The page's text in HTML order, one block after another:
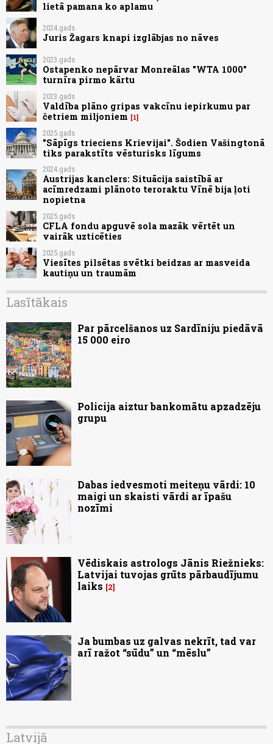
lietā pamana ko aplamu
2024.gads
Juris Žagars knapi izglābjas no nāves
2023.gads
Ostapenko nepārvar Monreālas "WTA 1000"
turnīra pirmo kārtu
2023.gads
Valdība plāno gripas vakcīnu iepirkumu par
četriem miljoniem
1
2025.gads
"Sāpīgs trieciens Krievijai". Šodien Vašingtonā
tiks parakstīts vēsturisks līgums
2024.gads
Austrijas kanclers: Situācija saistībā ar
acīmredzami plānoto teroraktu Vīnē bija ļoti
nopietna
2025.gads
CFLA fondu apguvē sola mazāk vērtēt un
vairāk uzticēties
2025.gads
Viesītes pilsētas svētki beidzas ar masveida
kautiņu un traumām
Lasītākais
Par pārcelšanos uz Sardīniju piedāvā
15 000 eiro
Policija aiztur bankomātu apzadzēju
grupu
Dabas iedvesmoti meiteņu vārdi: 10
maigi un skaisti vārdi ar īpašu
nozīmi
Vēdiskais astrologs Jānis Riežnieks:
Latvijai tuvojas grūts pārbaudījumu
laiks
2
Ja bumbas uz galvas nekrīt, tad var
arī ražot “sūdu” un “mēslu”
Latvijā